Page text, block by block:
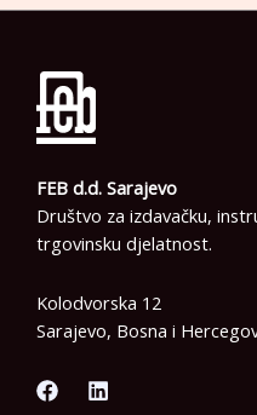
FEB d.d. Sarajevo
Društvo za izdavačku,
trgovinsku djelatnost.
Kolodvorska 12
Sarajevo, Bosna i